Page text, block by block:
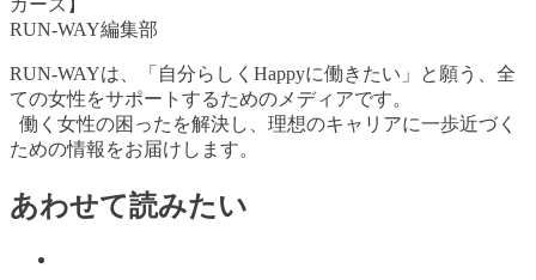
RUN-WAY編集部
RUN-WAYは、「自分らしくHappyに働きたい」と願う、全
ての女性をサポートするためのメディアです。
働く女性の困ったを解決し、理想のキャリアに一歩近づく
ための情報をお届けします。
あわせて読みたい